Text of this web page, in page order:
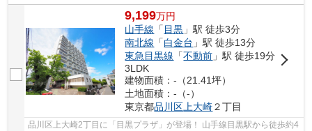
9,199万円
山手線 「 目黒 」駅 徒歩3分
南北線 「白金台 」駅 徒歩13分
東急目黒線 「不動前 」駅 徒歩19分
3LDK
建物面積：-（21.41坪）
土地面積：-（-）
東京都品川区上大崎２丁目
品川区上大崎2丁目に「目黒プラザ」が登場！ 山手線目黒駅から徒歩約4